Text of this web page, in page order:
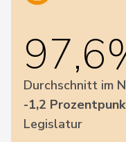
Durchschnitt im
-1,2
Legislatur